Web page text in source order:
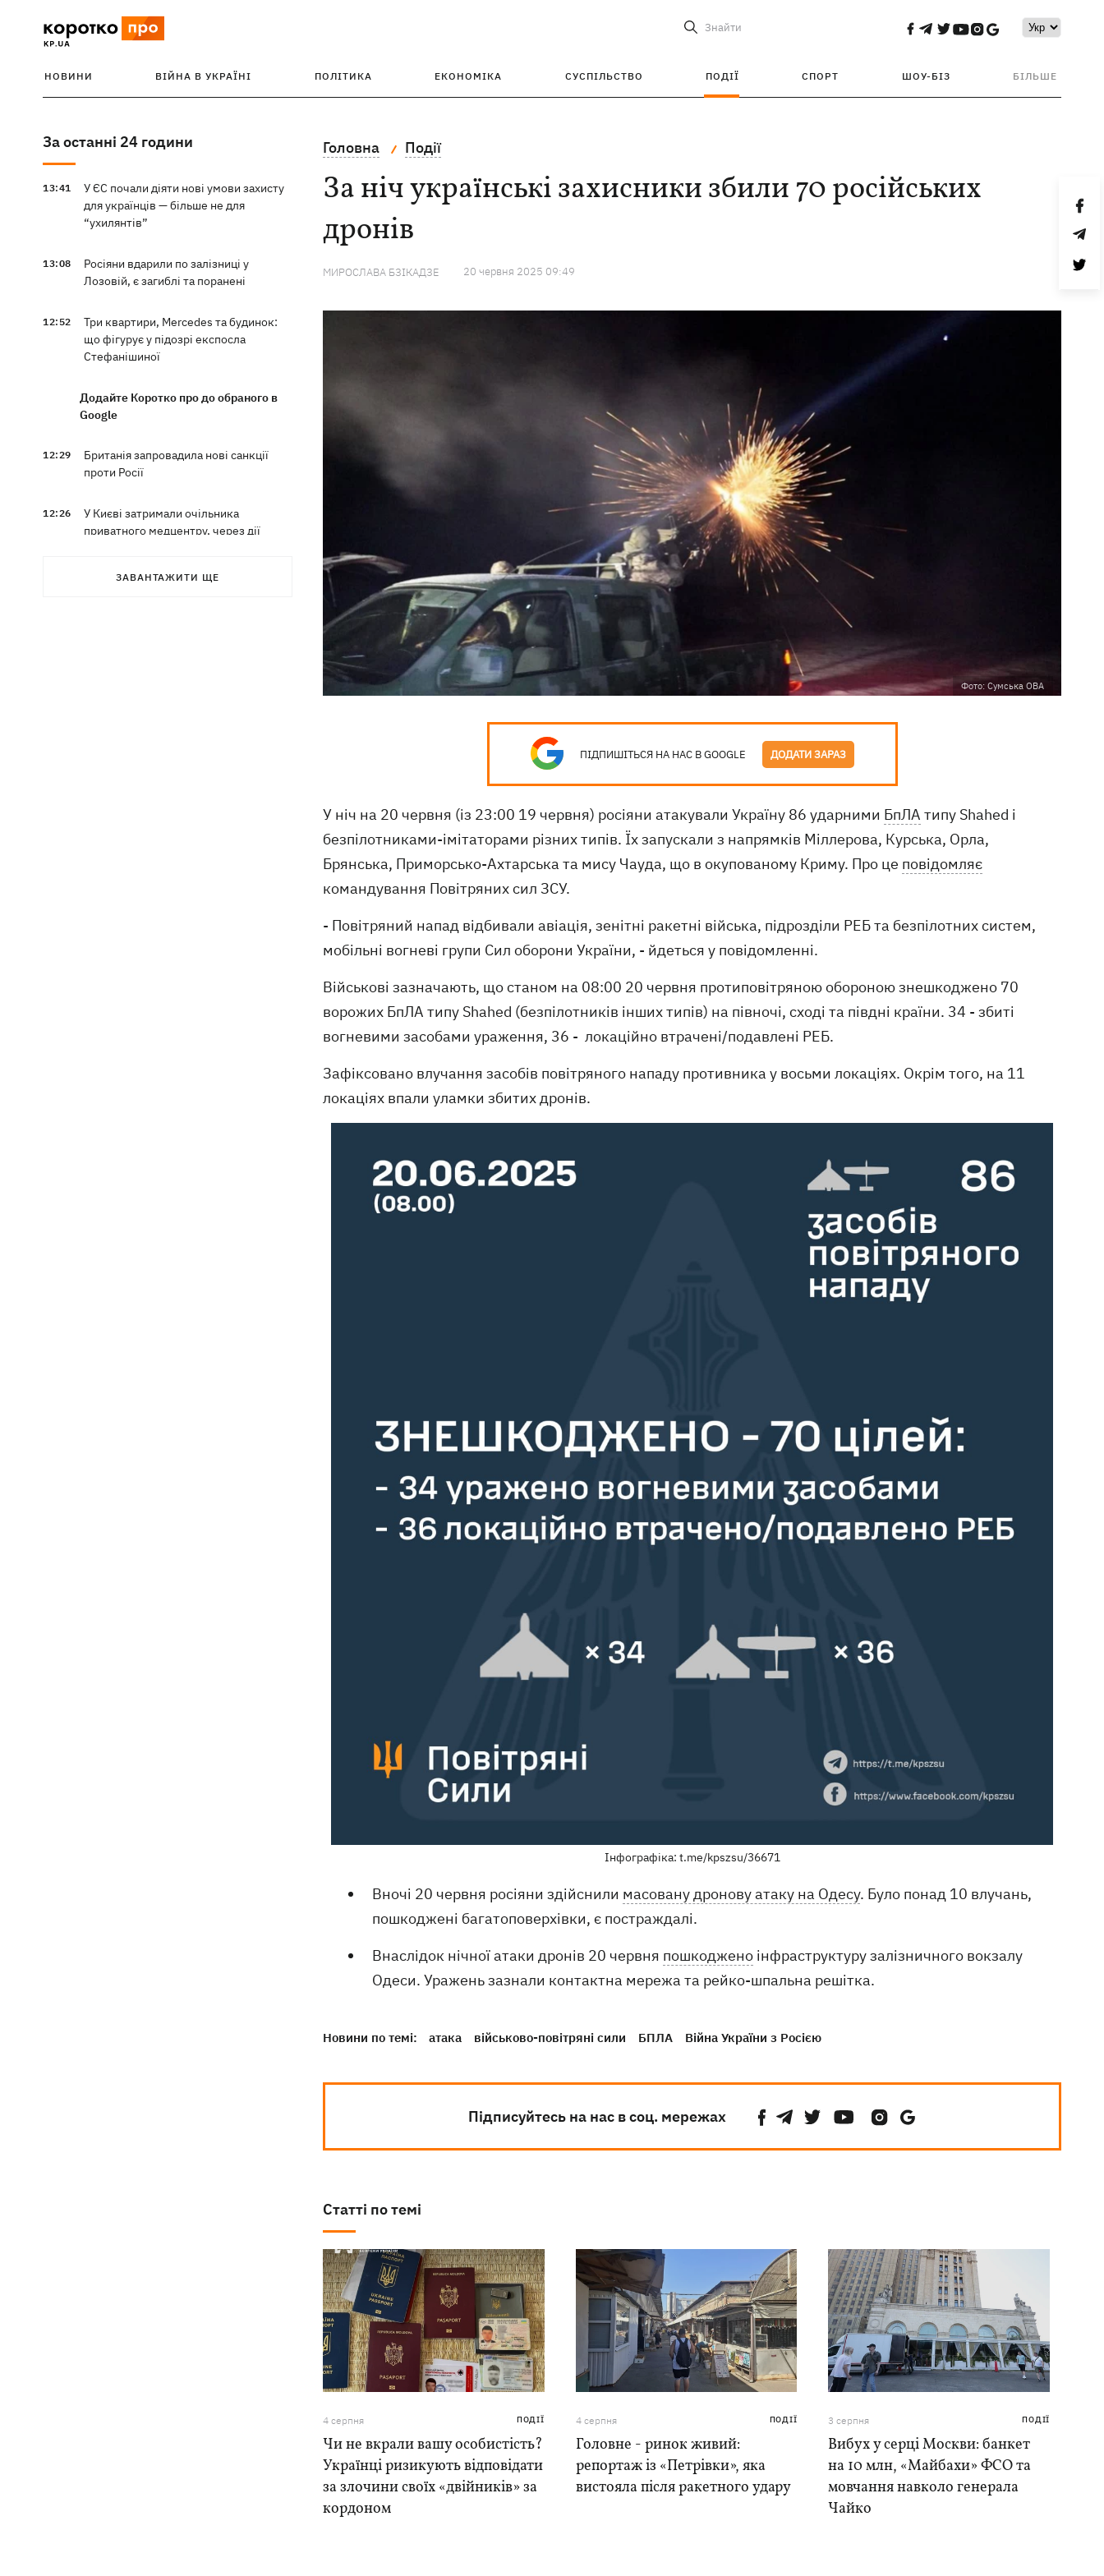
Знайти
НОВИНИ ВІЙНА В УКРАЇНІ ПОЛІТИКА ЕКОНОМІКА СУСПІЛЬСТВО ПОДІЇ СПОРТ ШОУ-БІЗ БІЛЬШЕ
За останні 24 години
13:41
У ЄС почали діяти нові умови захисту
для українців — більше не для
“ухилянтів”
13:08
Росіяни вдарили по залізниці у
Лозовій, є загиблі та поранені
12:52
Три квартири, Mercedes та будинок:
що фігурує у підозрі експосла
Стефанішиної
Додайте Коротко про до обраного в
Google
12:29
Британія запровадила нові санкції
проти Росії
12:26
У Києві затримали очільника
приватного медцентру, через дії
ЗАВАНТАЖИТИ ЩЕ
Головна Події
За ніч українські захисники збили 70 російських
дронів
МИРОСЛАВА БЗІКАДЗЕ 20 червня 2025 09:49
Фото: Сумська ОВА
ПІДПИШІТЬСЯ НА НАС В GOOGLE ДОДАТИ ЗАРАЗ
У ніч на 20 червня (із 23:00 19 червня) росіяни атакували Україну 86 ударними БпЛА типу Shahed і
безпілотниками-імітаторами різних типів. Їх запускали з напрямків Міллерова, Курська, Орла,
Брянська, Приморсько-Ахтарська та мису Чауда, що в окупованому Криму. Про це повідомляє
командування Повітряних сил ЗСУ.
- Повітряний напад відбивали авіація, зенітні ракетні війська, підрозділи РЕБ та безпілотних систем,
мобільні вогневі групи Сил оборони України, - йдеться у повідомленні.
Військові зазначають, що станом на 08:00 20 червня протиповітряною обороною знешкоджено 70
ворожих БпЛА типу Shahed (безпілотників інших типів) на півночі, сході та півдні країни. 34 - збиті
вогневими засобами ураження, 36 - локаційно втрачені/подавлені РЕБ.
Зафіксовано влучання засобів повітряного нападу противника у восьми локаціях. Окрім того, на 11
локаціях впали уламки збитих дронів.
Інфографіка: t.me/kpszsu/36671
Вночі 20 червня росіяни здійснили масовану дронову атаку на Одесу. Було понад 10 влучань,
пошкоджені багатоповерхівки, є постраждалі.
Внаслідок нічної атаки дронів 20 червня пошкоджено інфраструктуру залізничного вокзалу
Одеси. Уражень зазнали контактна мережа та рейко-шпальна решітка.
Новини по темі: атака військово-повітряні сили БПЛА Війна України з Росією
Підписуйтесь на нас в соц. мережах
Статті по темі
4 серпня ПОДІЇ
Чи не вкрали вашу особистість?
Українці ризикують відповідати
за злочини своїх «двійників» за
кордоном
4 серпня ПОДІЇ
Головне - ринок живий:
репортаж із «Петрівки», яка
вистояла після ракетного удару
3 серпня ПОДІЇ
Вибух у серці Москви: банкет
на 10 млн, «Майбахи» ФСО та
мовчання навколо генерала
Чайко